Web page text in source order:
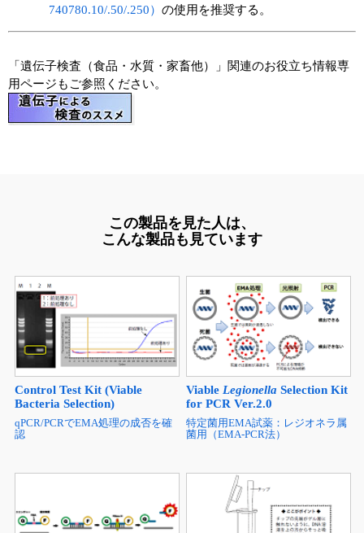
740780.10/.50/.250） の使用を推奨する。
「遺伝子検査（食品・水質・家畜他）」関連のお役立ち情報専
用ページもご参照ください。
この製品を見た人は、
こんな製品も見ています
Control Test Kit (Viable
Bacteria Selection)
qPCR/PCRでEMA処理の成否を確
認
Viable Legionella Selection Kit
for PCR Ver.2.0
特定菌用EMA試薬：レジオネラ属
菌用（EMA-PCR法）